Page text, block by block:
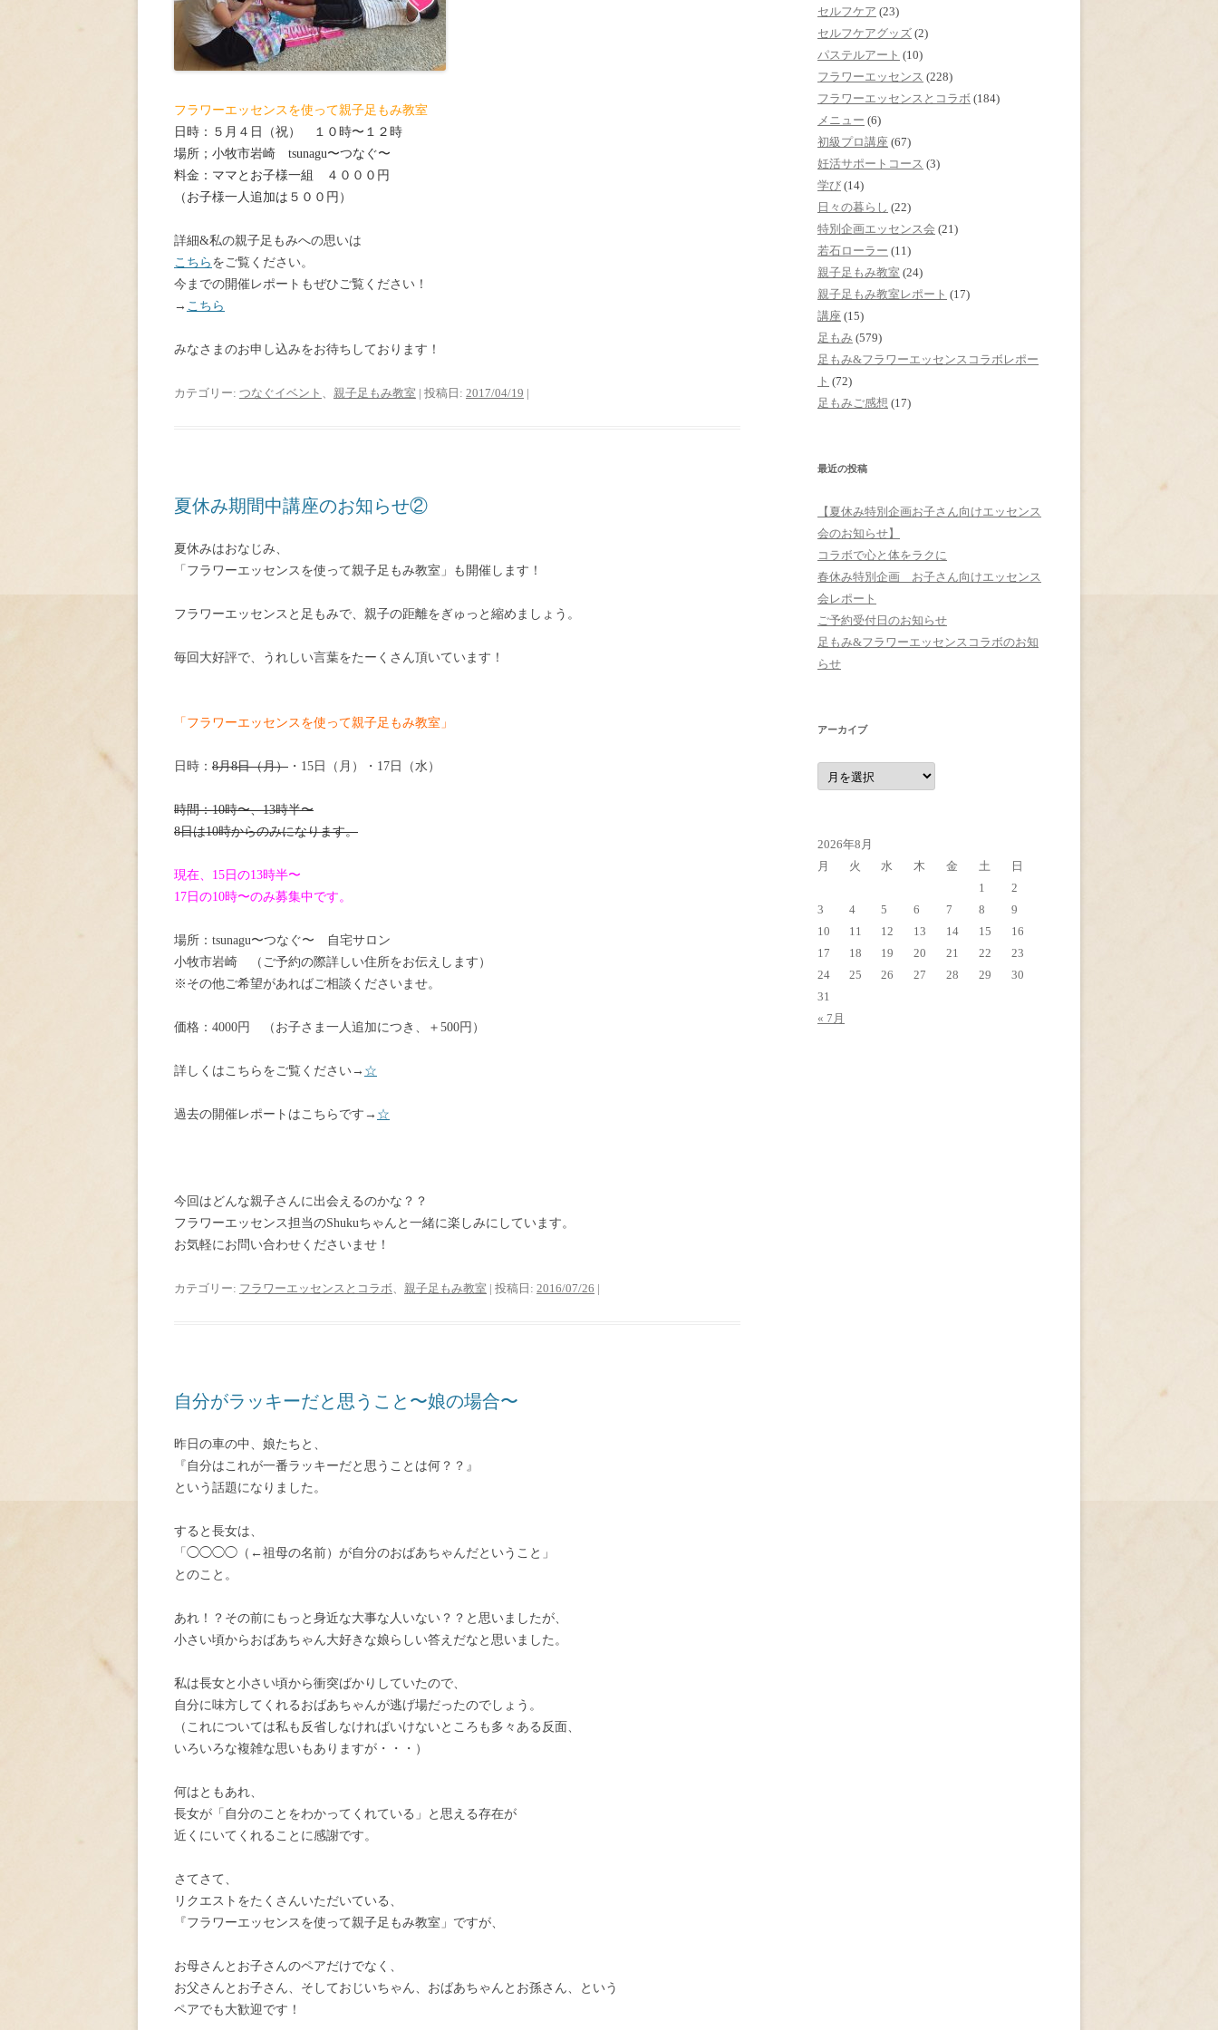
フラワーエッセンスを使って親子足もみ教室
日時：５月４日（祝） １０時〜１２時
場所；小牧市岩崎 tsunagu〜つなぐ〜
料金：ママとお子様一組 ４０００円
（お子様一人追加は５００円）
詳細&私の親子足もみへの思いは
こちら をご覧ください。
今までの開催レポートもぜひご覧ください！
→ こちら
みなさまのお申し込みをお待ちしております！
カテゴリー: つなぐイベント 、 親子足もみ教室 | 投稿日: 2017/04/19 |
夏休み期間中講座のお知らせ②
夏休みはおなじみ、
「フラワーエッセンスを使って親子足もみ教室」も開催します！
フラワーエッセンスと足もみで、親子の距離をぎゅっと縮めましょう。
毎回大好評で、うれしい言葉をたーくさん頂いています！
「フラワーエッセンスを使って親子足もみ教室」
日時： 8月8日（月） ・15日（月）・17日（水）
時間：10時〜、13時半〜
8日は10時からのみになります。
現在、15日の13時半〜
17日の10時〜のみ募集中です。
場所：tsunagu〜つなぐ〜 自宅サロン
小牧市岩崎 （ご予約の際詳しい住所をお伝えします）
※その他ご希望があればご相談くださいませ。
価格：4000円 （お子さま一人追加につき、＋500円）
詳しくはこちらをご覧ください→ ☆
過去の開催レポートはこちらです→ ☆
今回はどんな親子さんに出会えるのかな？？
フラワーエッセンス担当のShukuちゃんと一緒に楽しみにしています。
お気軽にお問い合わせくださいませ！
カテゴリー: フラワーエッセンスとコラボ、 親子足もみ教室 | 投稿日: 2016/07/26 |
自分がラッキーだと思うこと〜娘の場合〜
昨日の車の中、娘たちと、
『自分はこれが一番ラッキーだと思うことは何？？』
という話題になりました。
すると長女は、
「◯◯◯◯（←祖母の名前）が自分のおばあちゃんだということ」
とのこと。
あれ！？その前にもっと身近な大事な人いない？？と思いましたが、
小さい頃からおばあちゃん大好きな娘らしい答えだなと思いました。
私は長女と小さい頃から衝突ばかりしていたので、
自分に味方してくれるおばあちゃんが逃げ場だったのでしょう。
（これについては私も反省しなければいけないところも多々ある反面、
いろいろな複雑な思いもありますが・・・）
何はともあれ、
長女が「自分のことをわかってくれている」と思える存在が
近くにいてくれることに感謝です。
さてさて、
リクエストをたくさんいただいている、
『フラワーエッセンスを使って親子足もみ教室」ですが、
お母さんとお子さんのペアだけでなく、
お父さんとお子さん、そしておじいちゃん、おばあちゃんとお孫さん、という
ペアでも大歓迎です！
セルフケア (23)
セルフケアグッズ (2)
パステルアート (10)
フラワーエッセンス (228)
フラワーエッセンスとコラボ (184)
メニュー (6)
初級プロ講座 (67)
妊活サポートコース (3)
学び (14)
日々の暮らし (22)
特別企画エッセンス会 (21)
若石ローラー (11)
親子足もみ教室 (24)
親子足もみ教室レポート (17)
講座 (15)
足もみ (579)
足もみ&フラワーエッセンスコラボレポー
ト (72)
足もみご感想 (17)
最近の投稿
【夏休み特別企画お子さん向けエッセンス
会のお知らせ】
コラボで心と体をラクに
春休み特別企画 お子さん向けエッセンス
会レポート
ご予約受付日のお知らせ
足もみ&フラワーエッセンスコラボのお知
らせ
アーカイブ
ア
ー
カ
2026年8月
月
火 水 木 金 土
日
1
2
3
4 5 6 7 8
9
10
11 12 13 14 15
16
17
18 19 20 21 22
23
24
25 26 27 28 29
30
31
« 7月